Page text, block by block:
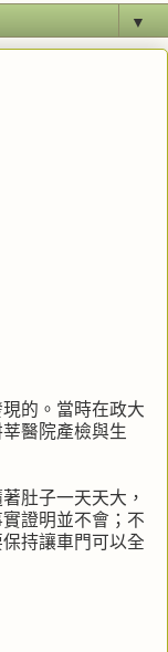
▼
的。當時在政大
醫院產檢與生
肚子一天天大，
證明並不會；不
持讓車門可以全